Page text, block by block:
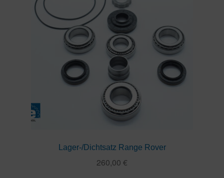
Lager-/Dichtsatz Range Rover
260,00 €